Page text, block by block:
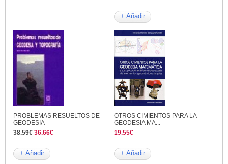
+ Añadir
PROBLEMAS RESUELTOS DE
GEODESIA
38.59€ 36.66€
+ Añadir
OTROS CIMIENTOS PARA LA
GEODESIA MA...
19.55€
+ Añadir